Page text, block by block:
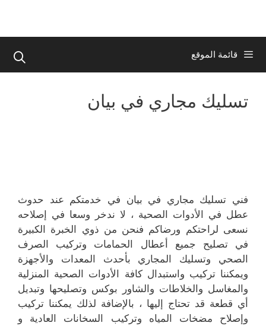
قائمة الموقع
تسليك مجاري في بيان
فني تسليك مجاري في بيان في خدمتكم عند حدوث
عطل في الأدوات الصحية ، لا ندخر وسعا في إصلاحه
نسعى لراحتكم ورضاكم فنحن من ذوي الخبرة الكبيرة
في تصليح جميع أعطال الحمامات وتركيب الصرف
الصحي وتسليك المجاري بأحدث المعدات والأجهزة
ويمكننا تركيب واستبدال كافة الأدوات الصحية المنزلية
والمغاسل والخلاطات والشاور بوكس وتصليحها وتبديل
أي قطعة قد تحتاج إليها ، بالإضافة لذلك يمكننا تركيب
وإصلاح مضخات المياه وتركيب السخانات العادية و